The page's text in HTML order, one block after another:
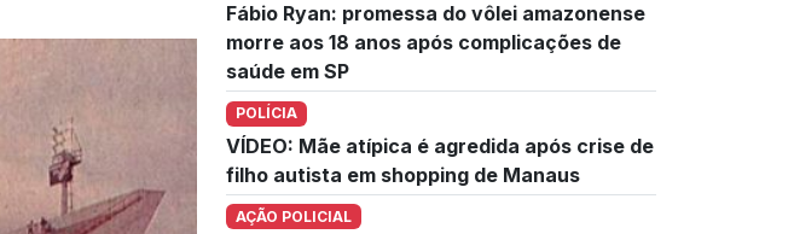
Fábio Ryan: promessa do vôlei amazonense
morre aos 18 anos após complicações de
saúde em SP
POLÍCIA
VÍDEO: Mãe atípica é agredida após crise de
filho autista em shopping de Manaus
AÇÃO POLICIAL